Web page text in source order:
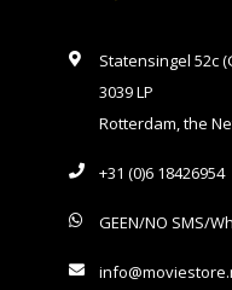
Statensingel 52c
3039 LP
Rotterdam, the
+31 (0)6 18426954
GEEN/NO SMS/